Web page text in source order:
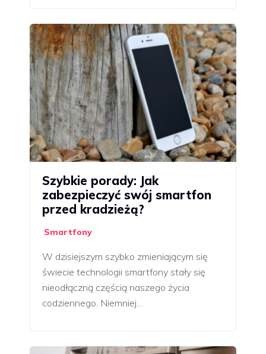
Szybkie porady: Jak
zabezpieczyć swój smartfon
przed kradzieżą?
Smartfony
W dzisiejszym szybko zmieniającym się
świecie technologii smartfony stały się
nieodłączną częścią naszego życia
codziennego. Niemniej…